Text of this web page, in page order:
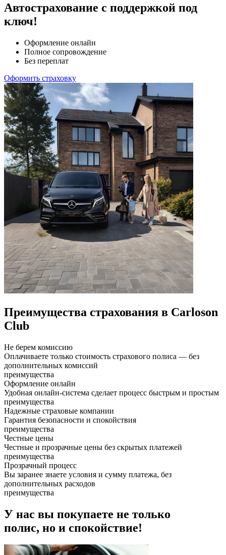
Автострахование с поддержкой под
ключ!
Оформление онлайн
Полное сопровождение
Без переплат
Оформить страховку
Преимущества страхования в Carloson
Club
Не берем комиссию
Оплачиваете только стоимость страхового полиса — без
дополнительных комиссий
преимущества
Оформление онлайн
Удобная онлайн-система сделает процесс быстрым и простым
преимущества
Надежные страховые компании
Гарантия безопасности и спокойствия
преимущества
Честные цены
Честные и прозрачные цены без скрытых платежей
преимущества
Прозрачный процесс
Вы заранее знаете условия и сумму платежа, без
дополнительных расходов
преимущества
У нас вы покупаете не только
полис, но и спокойствие!